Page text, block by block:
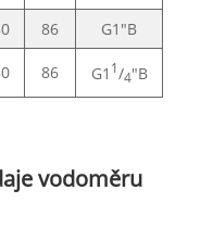
86 G1"B
86 G1 1/4"B
vodoměru